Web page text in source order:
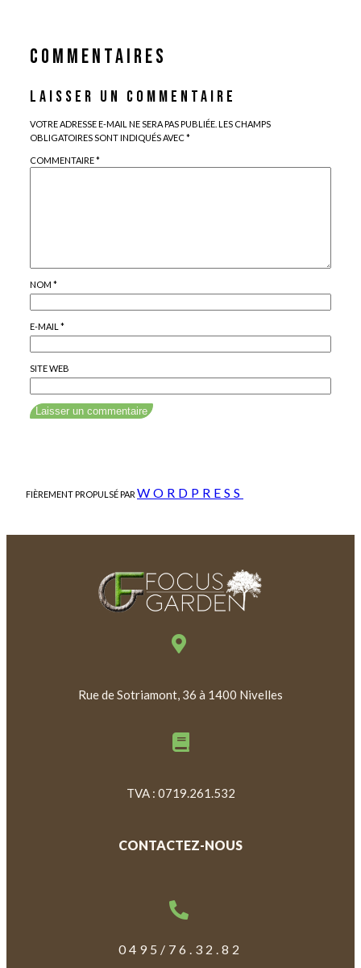
COMMENTAIRES
LAISSER UN COMMENTAIRE
VOTRE ADRESSE E-MAIL NE SERA PAS PUBLIÉE. LES CHAMPS
OBLIGATOIRES SONT INDIQUÉS AVEC*
COMMENTAIRE*
NOM *
E-MAIL *
SITE WEB
FIÈREMENT PROPULSÉ PAR WORDPRESS
Rue de Sotriamont, 36 à 1400 Nivelles
TVA : 0719.261.532
CONTACTEZ-NOUS
0495/76.32.82